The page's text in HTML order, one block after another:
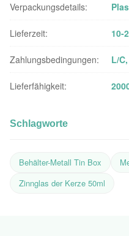
Verpackungsdetails:
Lieferzeit: 10-
Zahlungsbedingungen: L/
Lieferfähigkeit:
Schlagworte
Behälter-Metall Tin Box
Zinnglas der Kerze 50ml